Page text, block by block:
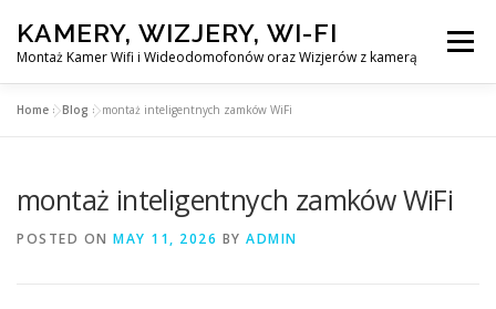
content
KAMERY, WIZJERY, WI-FI
Montaż Kamer Wifi i Wideodomofonów oraz Wizjerów z kamerą
Menu
MONTAŻ WIDEDOMOFONÓW
Home »Blog »montaż inteligentnych zamków WiFi
montaż inteligentnych zamków WiFi
POSTED ON MAY 11, 2026 BY ADMIN